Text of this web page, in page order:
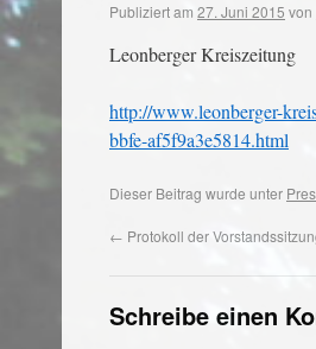
Publiziert am 27. Juni 2015 von
Leonberger Kreiszeitung
http://www.leonberger-
bbfe-af5f9a3e5814.html
Dieser Beitrag wurde unter
← Protokoll der
Schreibe einen